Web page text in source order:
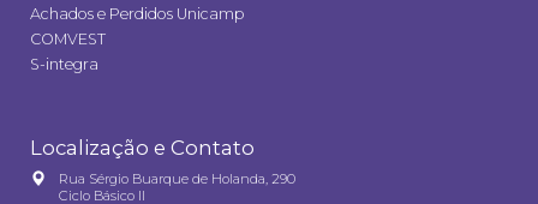
Achados e Perdidos Unicamp
COMVEST
S-integra
Localização e Contato
Rua Sérgio Buarque de Holanda, 290
Ciclo Básico II